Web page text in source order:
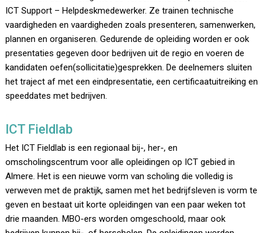
ICT Support – Helpdeskmedewerker. Ze trainen technische
vaardigheden en vaardigheden zoals presenteren, samenwerken,
plannen en organiseren. Gedurende de opleiding worden er ook
presentaties gegeven door bedrijven uit de regio en voeren de
kandidaten oefen(sollicitatie)gesprekken. De deelnemers sluiten
het traject af met een eindpresentatie, een certificaatuitreiking en
speeddates met bedrijven.
ICT Fieldlab
Het ICT Fieldlab is een regionaal bij-, her-, en
omscholingscentrum voor alle opleidingen op ICT gebied in
Almere. Het is een nieuwe vorm van scholing die volledig is
verweven met de praktijk, samen met het bedrijfsleven is vorm te
geven en bestaat uit korte opleidingen van een paar weken tot
drie maanden. MBO-ers worden omgeschoold, maar ook